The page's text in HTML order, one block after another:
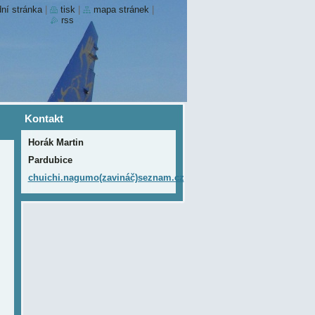
Kontakt
Horák Martin
Pardubice
chuichi.nagumo(zavináč)seznam.cz
stránka tisk mapa stránek
rss